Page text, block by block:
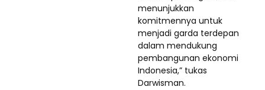
menunjukkan
komitmennya untuk
menjadi garda terdepan
dalam mendukung
pembangunan ekonomi
Indonesia,” tukas
Darwisman.